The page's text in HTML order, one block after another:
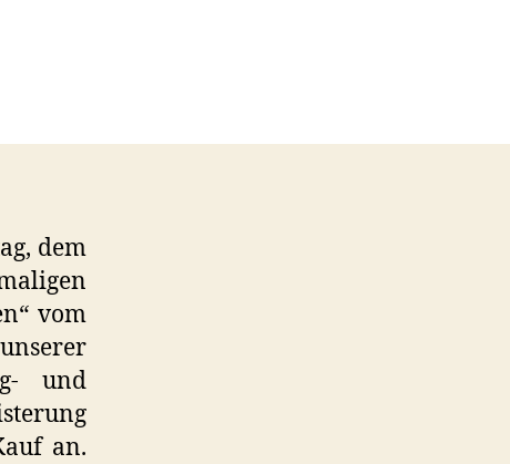
dem
vom
und
an.